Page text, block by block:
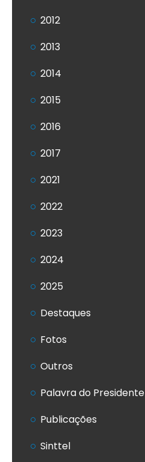
2012
2013
2014
2015
2016
2017
2021
2022
2023
2024
2025
Destaques
Fotos
Outros
Palavra do Presidente
Publicações
Sinttel